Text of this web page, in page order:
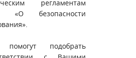
регламентам
«О безопасности
подобрать